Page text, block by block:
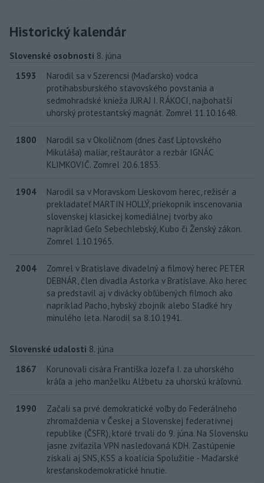
Historický kalendár
Slovenské osobnosti 8. júna
1593
Narodil sa v Szerencsi (Maďarsko) vodca
protihabsburského stavovského povstania a
sedmohradské knieža JURAJ I. RÁKOCI, najbohatší
uhorský protestantský magnát. Zomrel 11.10.1648.
1800
Narodil sa v Okoličnom (dnes časť Liptovského
Mikuláša) maliar, reštaurátor a rezbár IGNÁC
KLIMKOVIČ. Zomrel 20.6.1853.
1904
Narodil sa v Moravskom Lieskovom herec, režisér a
prekladateľ MARTIN HOLLÝ, priekopník inscenovania
slovenskej klasickej komediálnej tvorby ako
napríklad Geľo Sebechlebský, Kubo či Ženský zákon.
Zomrel 1.10.1965.
2004
Zomrel v Bratislave divadelný a filmový herec PETER
DEBNÁR, člen divadla Astorka v Bratislave. Ako herec
sa predstavil aj v divácky obľúbených filmoch ako
napríklad Pacho, hybský zbojník alebo Sladké hry
minulého leta. Narodil sa 8.10.1941.
Slovenské udalosti 8. júna
1867
Korunovali cisára Františka Jozefa I. za uhorského
kráľa a jeho manželku Alžbetu za uhorskú kráľovnú.
1990
Začali sa prvé demokratické voľby do Federálneho
zhromaždenia v Českej a Slovenskej federatívnej
republike (ČSFR), ktoré trvali do 9. júna. Na Slovensku
jasne zvíťazila VPN nasledovaná KDH. Zastúpenie
získali aj SNS, KSS a koalícia Spolužitie - Maďarské
kresťanskodemokratické hnutie.